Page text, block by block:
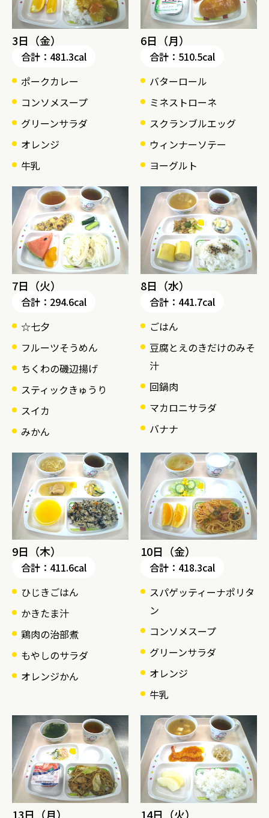
3日（金）
合計：481.3cal
ポークカレー
コンソメスープ
グリーンサラダ
オレンジ
牛乳
6日（月）
合計：510.5cal
バターロール
ミネストローネ
スクランブルエッグ
ウィンナーソテー
ヨーグルト
7日（火）
合計：294.6cal
☆七夕
フルーツそうめん
ちくわの磯辺揚げ
スティックきゅうり
スイカ
みかん
8日（水）
合計：441.7cal
ごはん
豆腐とえのきだけのみそ
汁
回鍋肉
マカロニサラダ
バナナ
9日（木）
合計：411.6cal
ひじきごはん
かきたま汁
鶏肉の治部煮
もやしのサラダ
オレンジかん
10日（金）
合計：418.3cal
スパゲッティーナポリタ
ン
コンソメスープ
グリーンサラダ
オレンジ
牛乳
13日（月） 14日（火）